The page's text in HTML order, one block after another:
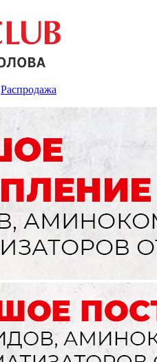
Распродажа